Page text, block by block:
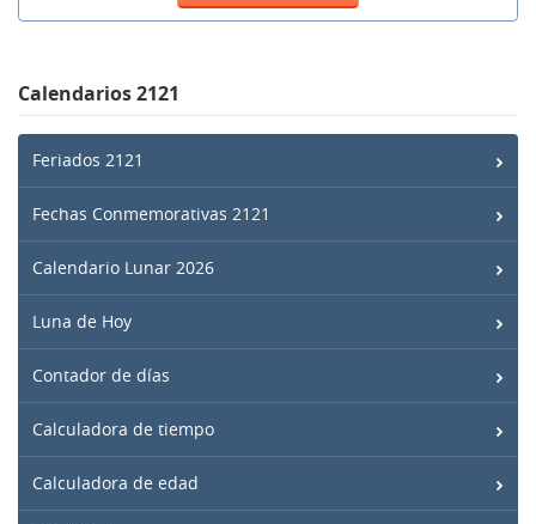
Calendarios 2121
Feriados 2121
Fechas Conmemorativas 2121
Calendario Lunar 2026
Luna de Hoy
Contador de días
Calculadora de tiempo
Calculadora de edad